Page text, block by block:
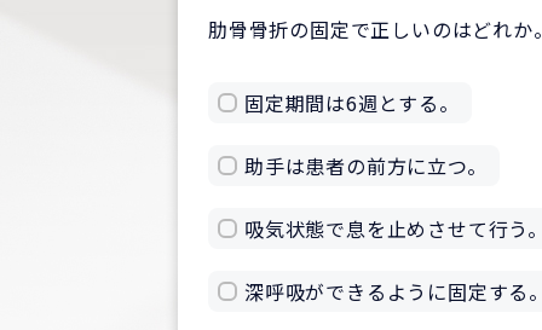
肋骨骨折の固定で正しいのはどれか。
固定期間は6週とする。
助手は患者の前方に立つ。
吸気状態で息を止めさせて行う。
深呼吸ができるように固定する。